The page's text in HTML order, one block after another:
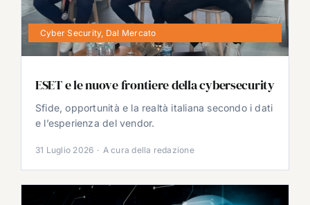
Cyber Security, Dal Mercato
ESET e le nuove frontiere della cybersecurity
Sfide, opportunità e la realtà italiana secondo i dati
e l’esperienza del vendor.
31 Luglio 2026 · A cura della redazione